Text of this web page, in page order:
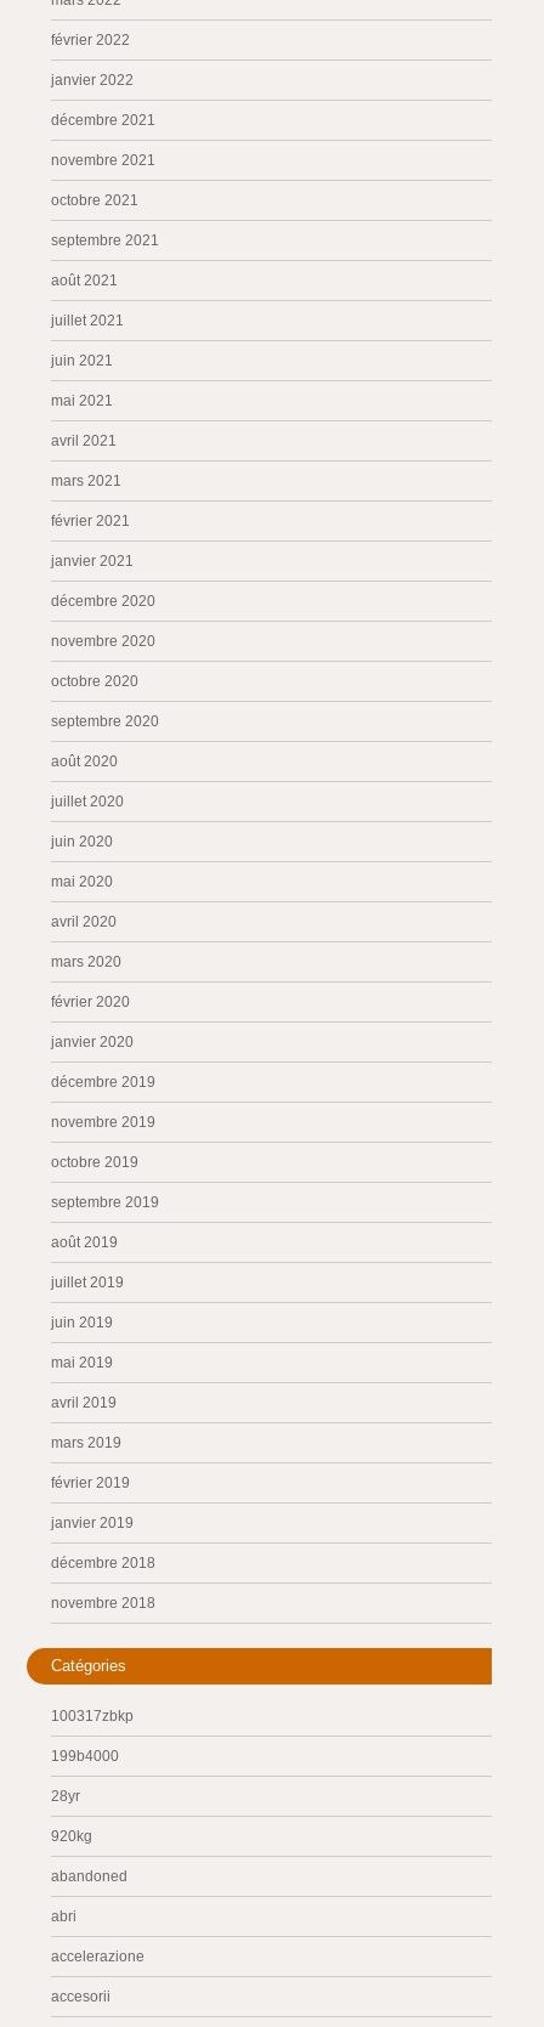
février 2022
janvier 2022
décembre 2021
novembre 2021
octobre 2021
septembre 2021
août 2021
juillet 2021
juin 2021
mai 2021
avril 2021
mars 2021
février 2021
janvier 2021
décembre 2020
novembre 2020
octobre 2020
septembre 2020
août 2020
juillet 2020
juin 2020
mai 2020
avril 2020
mars 2020
février 2020
janvier 2020
décembre 2019
novembre 2019
octobre 2019
septembre 2019
août 2019
juillet 2019
juin 2019
mai 2019
avril 2019
mars 2019
février 2019
janvier 2019
décembre 2018
novembre 2018
Catégories
100317zbkp
199b4000
28yr
920kg
abandoned
abri
accelerazione
accesorii